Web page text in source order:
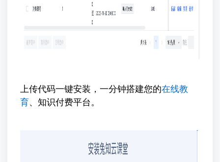
上传代码一键安装，一分钟搭建您的在线教
育、知识付费平台。